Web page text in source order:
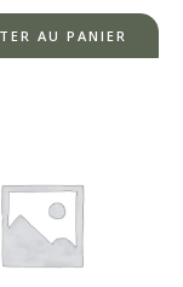
AU PANIER